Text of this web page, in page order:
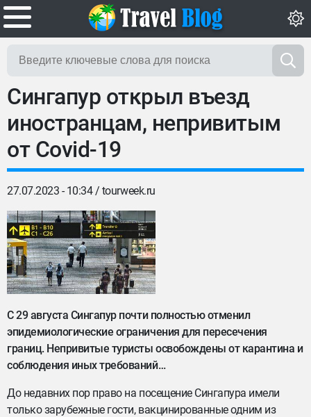
Сингапур открыл въезд
иностранцам, непривитым
от Covid-19
27.07.2023 - 10:34 / tourweek.ru
С 29 августа Сингапур почти полностью отменил
эпидемиологические ограничения для пересечения
границ. Непривитые туристы освобождены от карантина и
соблюдения иных требований…
До недавних пор право на посещение Сингапура имели
только зарубежные гости, вакцинированные одним из